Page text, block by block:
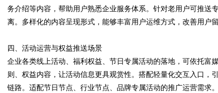
务介绍等内容，帮助用户熟悉企业服务体系。针对老用户可推送
离。多样化的内容呈现形式，能够丰富用户运维方式，改善用户
四、活动运营与权益推送场景
企业各类线上活动、福利权益、节日专属活动的落地，可依托富
则、权益内容，让活动信息更具观赏性。搭配轻量化交互入口
链路。适配节日节点、行业节点、品牌专属活动的推广运营需求